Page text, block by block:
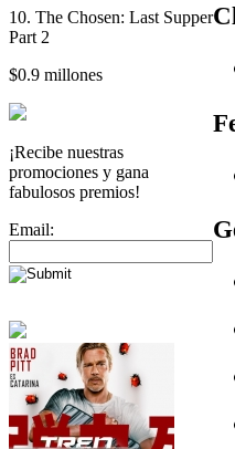
10. The Chosen: Last Supper
Part 2
$0.9 millones
¡Recibe nuestras
promociones y gana
fabulosos premios!
Email: